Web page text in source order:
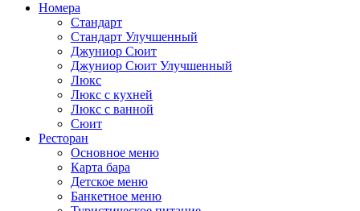
Номера
Стандарт
Стандарт Улучшенный
Джуниор Сюит
Джуниор Сюит Улучшенный
Люкс
Люкс с кухней
Люкс с ванной
Сюит
Ресторан
Основное меню
Карта бара
Детское меню
Банкетное меню